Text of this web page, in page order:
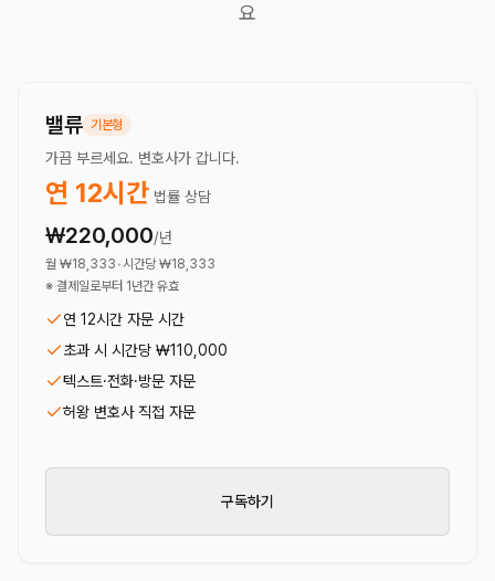
요
밸류 기본형
가끔 부르세요. 변호사가 갑니다.
연 12시간 법률 상담
₩220,000/년
월 ₩18,333 •시간당₩18,333
※ 결제일로부터 1년간 유효
연 12시간 자문 시간
초과 시 시간당 ₩110,000
텍스트·전화·방문 자문
허왕 변호사 직접 자문
구독하기